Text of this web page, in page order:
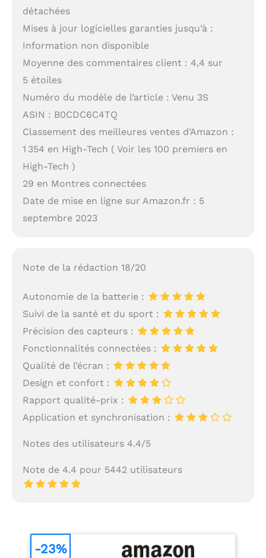
détachées
Mises à jour logicielles garanties jusqu’à :
Information non disponible
Moyenne des commentaires client : 4,4 sur
5 étoiles
Numéro du modèle de l’article : Venu 3S
ASIN : B0CDC6C4TQ
Classement des meilleures ventes d’Amazon :
1 354 en High-Tech ( Voir les 100 premiers en
High-Tech )
29 en Montres connectées
Date de mise en ligne sur Amazon.fr : 5
septembre 2023
Note de la rédaction 18/20
Autonomie de la batterie :
Suivi de la santé et du sport :
Précision des capteurs :
Fonctionnalités connectées :
Qualité de l’écran :
Design et confort :
Rapport qualité-prix :
Application et synchronisation :
Notes des utilisateurs 4.4/5
Note de 4.4 pour 5442 utilisateurs
-23%